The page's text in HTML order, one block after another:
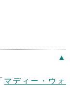
▲
マディー・ウォ